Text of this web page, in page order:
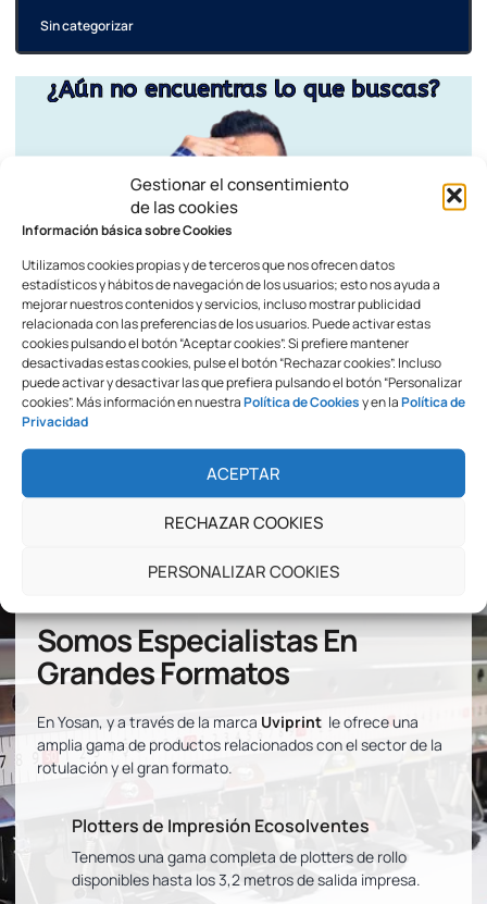
Gestionar el consentimiento
de las cookies
Información básica sobre Cookies
Utilizamos cookies propias y de terceros que nos ofrecen datos
estadísticos y hábitos de navegación de los usuarios; esto nos ayuda a
mejorar nuestros contenidos y servicios, incluso mostrar publicidad
relacionada con las preferencias de los usuarios. Puede activar estas
cookies pulsando el botón “Aceptar cookies”. Si prefiere mantener
desactivadas estas cookies, pulse el botón “Rechazar cookies”. Incluso
puede activar y desactivar las que prefiera pulsando el botón “Personalizar
cookies”. Más información en nuestraPolítica de Cookiesy en laPolítica de
Privacidad
ACEPTAR
RECHAZAR COOKIES
PERSONALIZAR COOKIES
Sin categorizar
¿Aún no encuentras lo que buscas?
Contacta ahora con nuestro
Departamento Comercial
Somos Especialistas En
Grandes Formatos
En Yosan, y a través de la marca Uviprint le ofrece una
amplia gama de productos relacionados con el sector de la
rotulación y el gran formato.
Plotters de Impresión Ecosolventes
Tenemos una gama completa de plotters de rollo
disponibles hasta los 3,2 metros de salida impresa.